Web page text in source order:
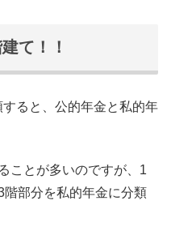
て！！
ると、 公的年金と私的年
ことが多いのですが、 1
階部分を私的年金に分類